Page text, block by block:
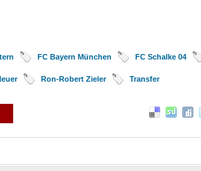
FC Bayern München FC Schalke 04
Ron-Robert Zieler Transfer